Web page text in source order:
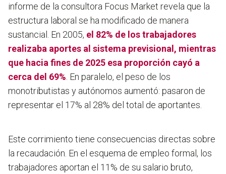
informe de la consultora Focus Market revela que la
estructura laboral se ha modificado de manera
sustancial. En 2005, el 82% de los trabajadores
realizaba aportes al sistema previsional, mientras
que hacia fines de 2025 esa proporción cayó a
cerca del 69% . En paralelo, el peso de los
monotributistas y autónomos aumentó: pasaron de
representar el 17% al 28% del total de aportantes.
Este corrimiento tiene consecuencias directas sobre
la recaudación. En el esquema de empleo formal, los
trabajadores aportan el 11% de su salario bruto,